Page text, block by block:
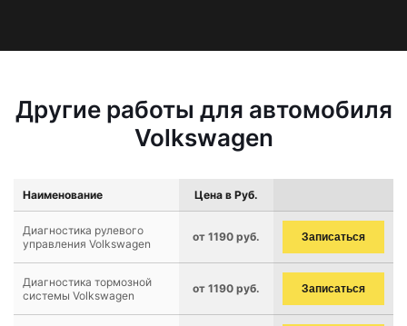
Другие работы для автомобиля
Volkswagen
Наименование Цена в Руб.
Диагностика рулевого
управления Volkswagen
от 1190 руб. Записаться
Диагностика тормозной
системы Volkswagen
от 1190 руб. Записаться